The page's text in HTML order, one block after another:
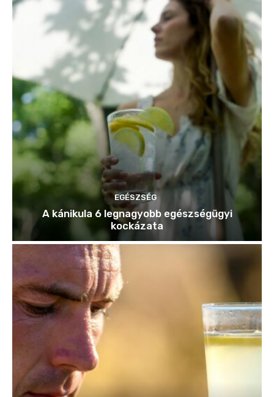
EGÉSZSÉG
A kánikula 6 legnagyobb egészségügyi
kockázata